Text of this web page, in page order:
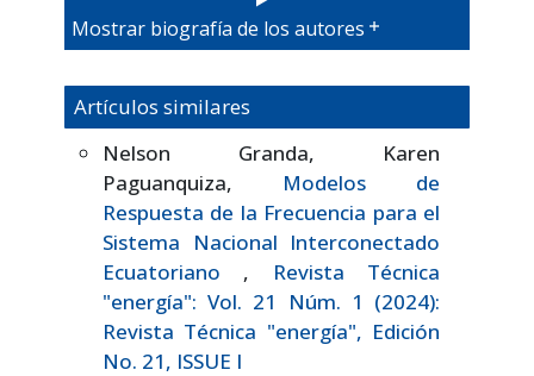
Mostrar biografía de los autores
Artículos similares
Nelson Granda, Karen
Paguanquiza, Modelos de
Respuesta de la Frecuencia para el
Sistema Nacional Interconectado
Ecuatoriano ,
Revista Técnica
"energía": Vol. 21 Núm. 1 (2024):
Revista Técnica "energía", Edición
No. 21, ISSUE I